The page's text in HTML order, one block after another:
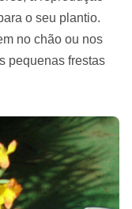
o seu plantio.
no chão ou nos
pequenas frestas